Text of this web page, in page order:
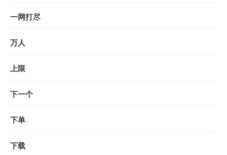
一网打尽
万人
上限
下一个
下单
下载